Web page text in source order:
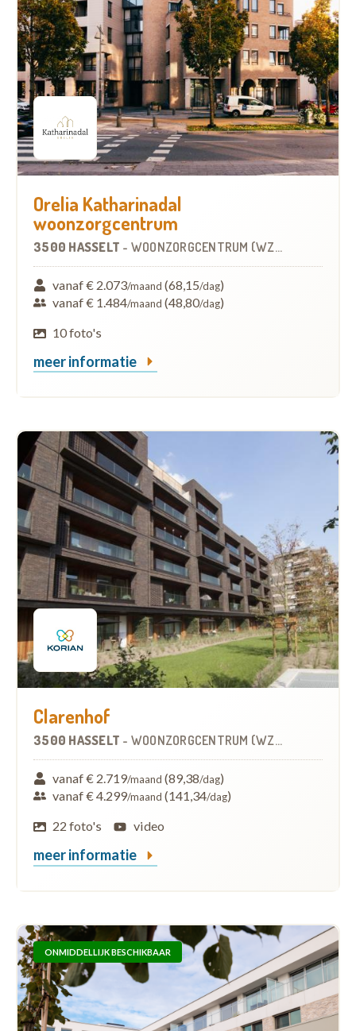
Orelia Katharinadal
woonzorgcentrum
3500 HASSELT - WOONZORGCENTRUM (WZC)
vanaf € 2.073/maand (68,15/dag)
vanaf € 1.484/maand (48,80/dag)
10 foto's
meer informatie
Clarenhof
3500 HASSELT - WOONZORGCENTRUM (WZC)
vanaf € 2.719/maand (89,38/dag)
vanaf € 4.299/maand (141,34/dag)
22 foto's
video
meer informatie
ONMIDDELLIJK BESCHIKBAAR